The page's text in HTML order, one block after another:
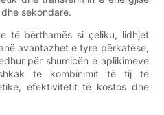
sekondare.
të bërthamës si çeliku, lidhjet
avantazhet e tyre përkatëse,
për shumicën e aplikimeve
të kombinimit të tij të
efektivitetit të kostos dhe